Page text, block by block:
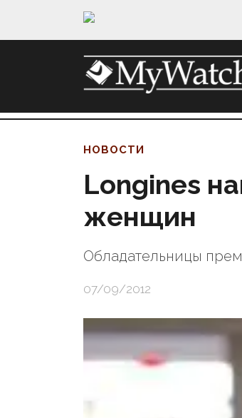
НОВОСТИ
Longines
женщин
Обладательницы
07/09/2012